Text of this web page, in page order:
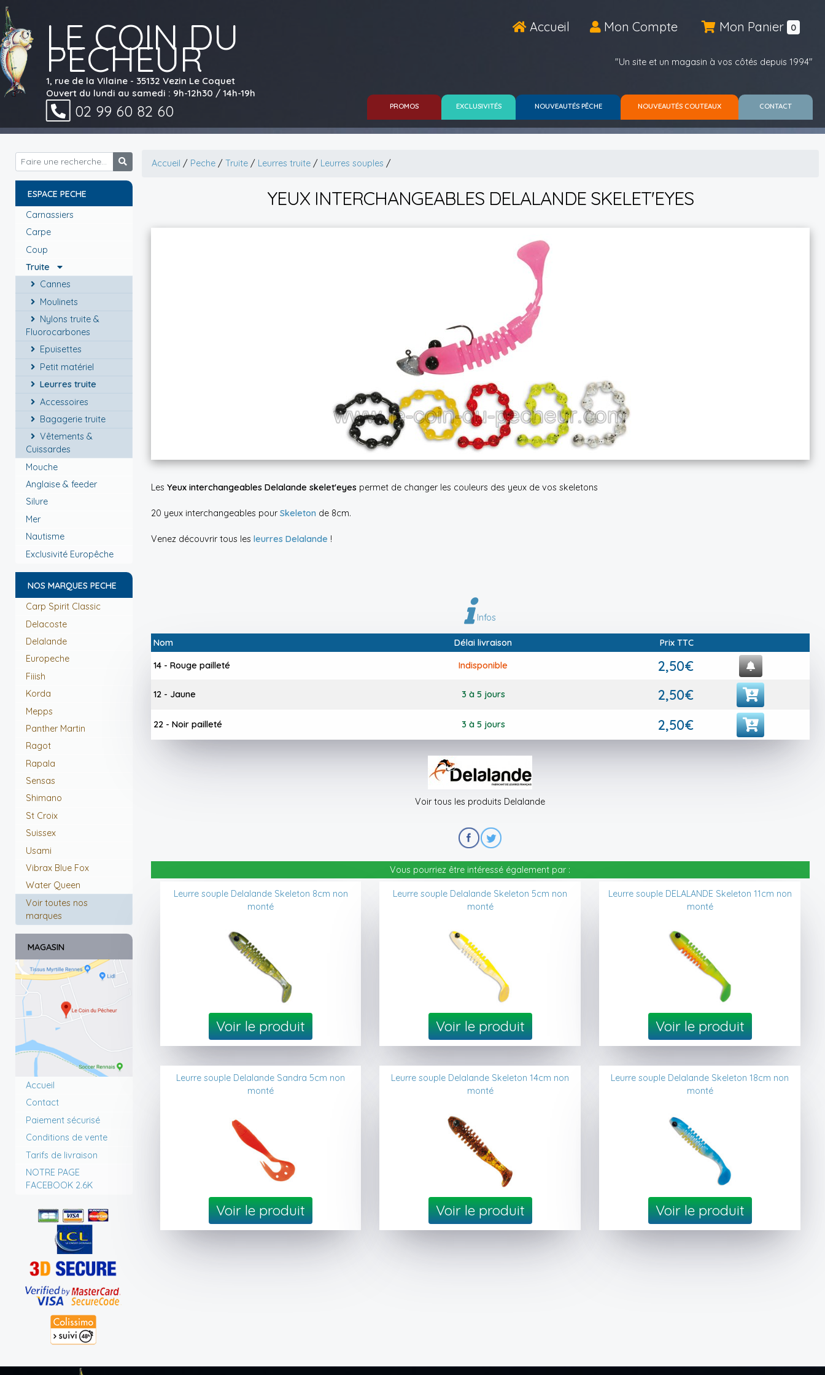
LE COIN DU
PECHEUR
1, rue de la Vilaine - 35132 Vezin Le Coquet
Ouvert du lundi au samedi : 9h-12h30 / 14h-19h
02 99 60 82 60
Accueil Mon Compte Mon Panier 0
"Un site et un magasin à vos côtés depuis 1994"
PROMOS EXCLUSIVITÉS NOUVEAUTÉS PÊCHE NOUVEAUTÉS COUTEAUX CONTACT
ESPACE PECHE
Carnassiers
Carpe
Coup
Truite
Cannes
Moulinets
Nylons truite &
Fluorocarbones
Epuisettes
Petit matériel
Leurres truite
Accessoires
Bagagerie truite
Vêtements &
Cuissardes
Mouche
Anglaise & feeder
Silure
Mer
Nautisme
Exclusivité Europêche
NOS MARQUES PECHE
Carp Spirit Classic
Delacoste
Delalande
Europeche
Fiiish
Korda
Mepps
Panther Martin
Ragot
Rapala
Sensas
Shimano
St Croix
Suissex
Usami
Vibrax Blue Fox
Water Queen
Voir toutes nos
marques
MAGASIN
Accueil
Contact
Paiement sécurisé
Conditions de vente
Tarifs de livraison
NOTRE PAGE
FACEBOOK 2.6K
Accueil / Peche/ Truite/ Leurres truite/ Leurres souples /
YEUX INTERCHANGEABLES DELALANDE SKELET'EYES
Les Yeux interchangeables Delalande skelet'eyes permet de changer les couleurs des yeux de vos skeletons
20 yeux interchangeables pourSkeleton de 8cm.
Venez découvrir tous les leurres Delalande !
Infos
Nom Délai livraison Prix TTC
14 - Rouge pailleté Indisponible 2,50€
12 - Jaune 3 à 5 jours 2,50€
22 - Noir pailleté 3 à 5 jours 2,50€
Voir tous les produits Delalande
Vous pourriez être intéressé également par :
Leurre souple Delalande Skeleton 8cm non
monté
Voir le produit
Leurre souple Delalande Skeleton 5cm non
monté
Voir le produit
Leurre souple DELALANDE Skeleton 11cm non
monté
Voir le produit
Leurre souple Delalande Sandra 5cm non
monté
Voir le produit
Leurre souple Delalande Skeleton 14cm non
monté
Voir le produit
Leurre souple Delalande Skeleton 18cm non
monté
Voir le produit